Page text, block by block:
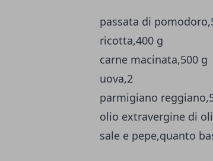
passata di
ricotta,400 g
carne macinata,500 g
uova,2
parmigiano
olio extravergine di
sale e pepe,quanto